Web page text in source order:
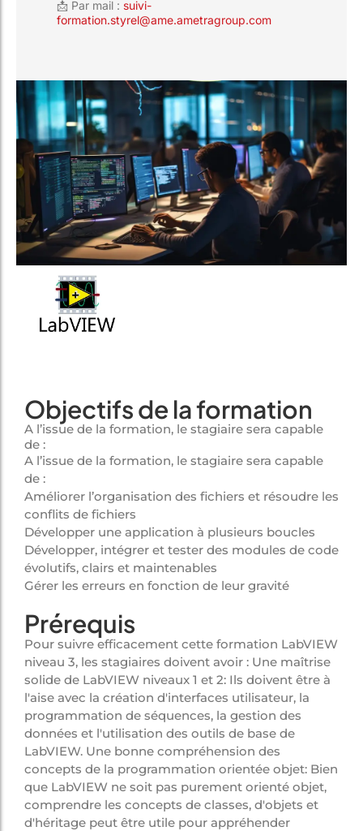
📩 Par mail : suivi-
formation.styrel@ame.ametragroup.com
Objectifs de la formation
A l’issue de la formation, le stagiaire sera capable
de :
A l’issue de la formation, le stagiaire sera capable
de :
Améliorer l’organisation des fichiers et résoudre les
conflits de fichiers
Développer une application à plusieurs boucles
Développer, intégrer et tester des modules de code
évolutifs, clairs et maintenables
Gérer les erreurs en fonction de leur gravité
Prérequis
Pour suivre efficacement cette formation LabVIEW
niveau 3, les stagiaires doivent avoir : Une maîtrise
solide de LabVIEW niveaux 1 et 2: Ils doivent être à
l'aise avec la création d'interfaces utilisateur, la
programmation de séquences, la gestion des
données et l'utilisation des outils de base de
LabVIEW. Une bonne compréhension des
concepts de la programmation orientée objet: Bien
que LabVIEW ne soit pas purement orienté objet,
comprendre les concepts de classes, d'objets et
d'héritage peut être utile pour appréhender